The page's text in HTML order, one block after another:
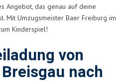
Angebot, das genau auf deine
Mit Umzugsmeister Baer Freiburg im
Kinderspiel!
von
nach